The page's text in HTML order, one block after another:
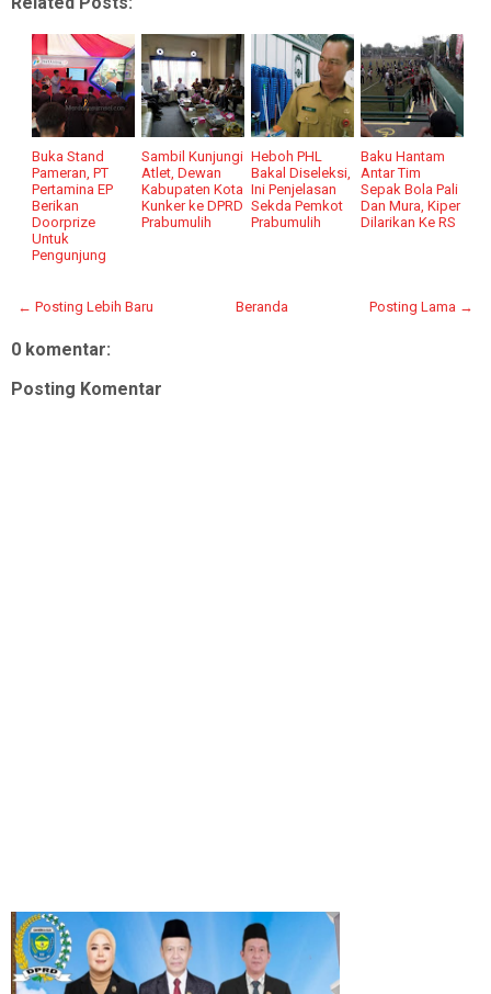
Buka Stand
Pameran, PT
Pertamina EP
Berikan
Doorprize
Untuk
Pengunjung
Sambil Kunjungi
Atlet, Dewan
Kabupaten Kota
Kunker ke DPRD
Prabumulih
Heboh PHL
Bakal Diseleksi,
Ini Penjelasan
Sekda Pemkot
Prabumulih
Baku Hantam
Antar Tim
Sepak Bola Pali
Dan Mura, Kiper
Dilarikan Ke RS
← Posting Lebih Baru Posting Lama →
Beranda
0 komentar:
Posting Komentar